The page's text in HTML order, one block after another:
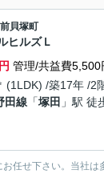
前貝塚町
ヒルズＬ
管理/共益費5,500
(1LDK) /築17年 /2
田線 「塚田 」駅 徒
任せ下さい。当社